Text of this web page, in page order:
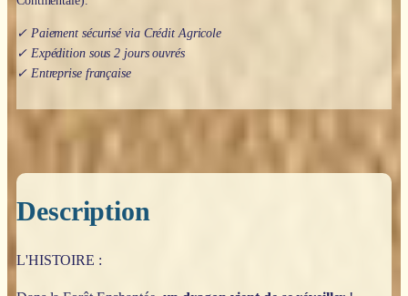
✓ Paiement sécurisé via Crédit Agricole
✓ Expédition sous 2 jours ouvrés
✓ Entreprise française
Description
L'HISTOIRE :